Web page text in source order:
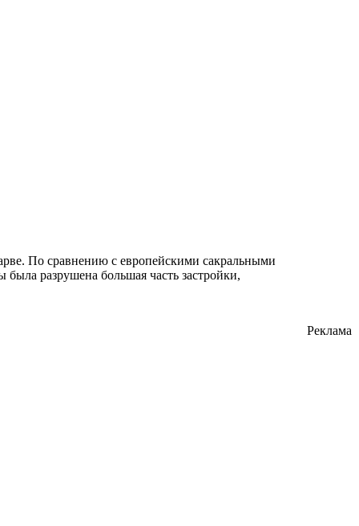
По сравнению с европейскими сакральными
разрушена большая часть застройки,
Реклама